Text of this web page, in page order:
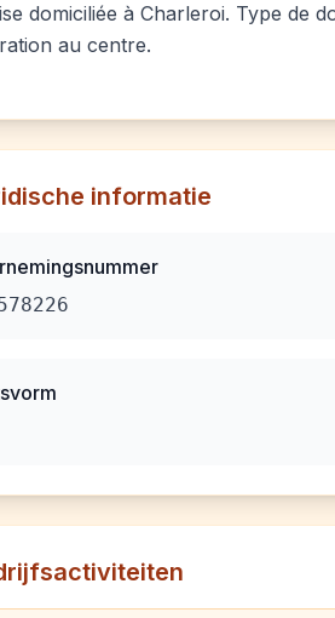
domiciliée à Charleroi. Type de
au centre.
informatie